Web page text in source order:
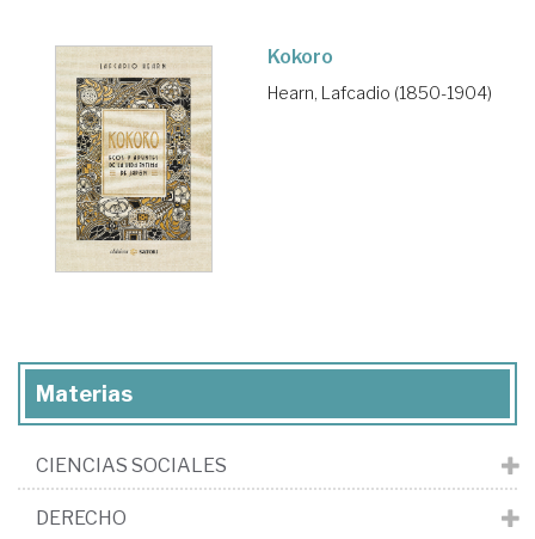
Kokoro
Hearn, Lafcadio (1850-1904)
Materias
CIENCIAS SOCIALES
DERECHO